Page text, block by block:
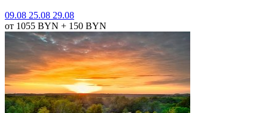
09.08 25.08 29.08
от 1055 BYN + 150 BYN